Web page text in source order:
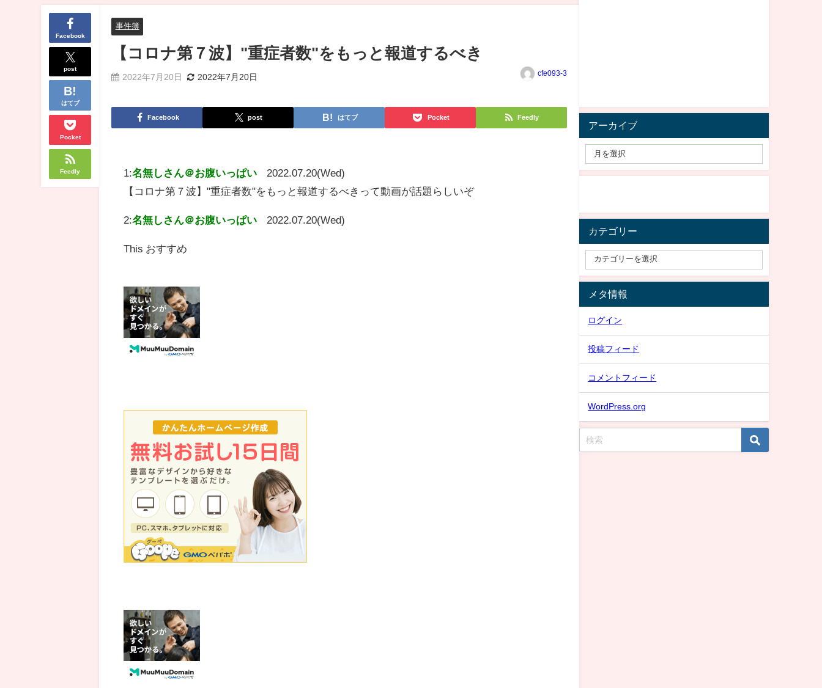
Facebook
post
はてブ
Pocket
Feedly
事件簿
【コロナ第７波】"重症者数"をもっと報道するべき
2022年7月20日 2022年7月20日 cfe093-3
Facebook post はてブ Pocket Feedly
1:名無しさん＠お腹いっぱい
2022.07.20(Wed)
【コロナ第７波】"重症者数"をもっと報道するべきって動画が話題らしいぞ
2:名無しさん＠お腹いっぱい 2022.07.20(Wed)
This おすすめ
アーカイブ
カテゴリー
メタ情報
ログイン
投稿フィード
コメントフィード
WordPress.org